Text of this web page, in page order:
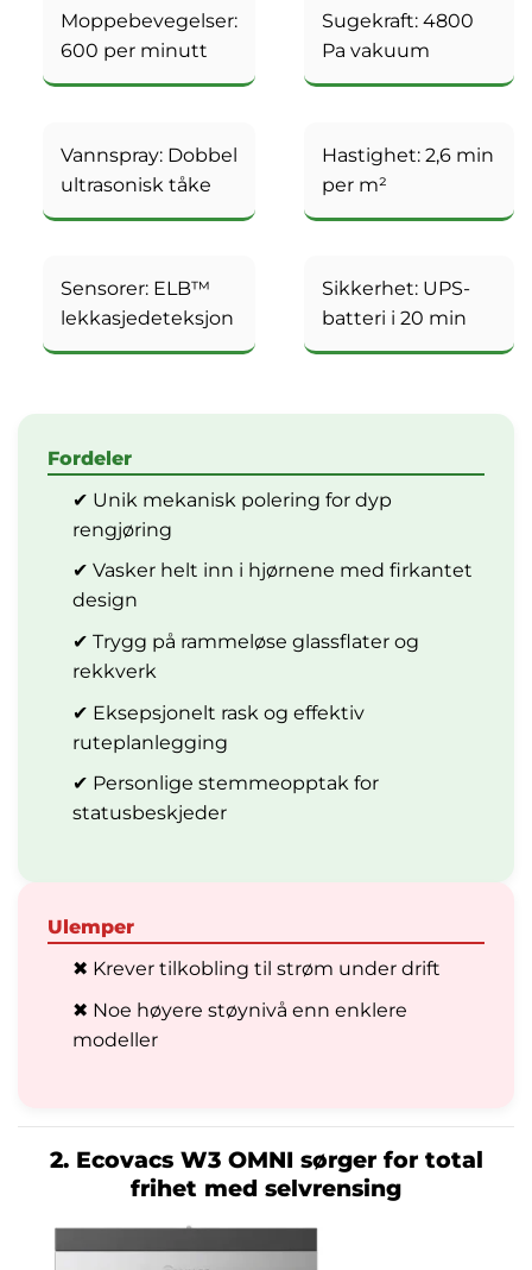
Moppebevegelser:
600 per minutt
Sugekraft: 4800
Pa vakuum
Vannspray: Dobbel
ultrasonisk tåke
Hastighet: 2,6 min
per m²
Sensorer: ELB™
lekkasjedeteksjon
Sikkerhet: UPS-
batteri i 20 min
Fordeler
✔ Unik mekanisk polering for dyp
rengjøring
✔ Vasker helt inn i hjørnene med firkantet
design
✔ Trygg på rammeløse glassflater og
rekkverk
✔ Eksepsjonelt rask og effektiv
ruteplanlegging
✔ Personlige stemmeopptak for
statusbeskjeder
Ulemper
✖ Krever tilkobling til strøm under drift
✖ Noe høyere støynivå enn enklere
modeller
2. Ecovacs W3 OMNI sørger for total
frihet med selvrensing